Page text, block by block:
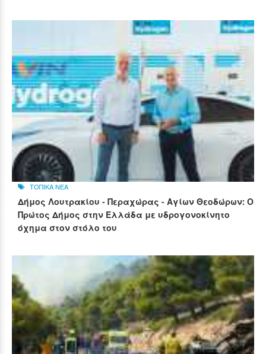
ΤΟΠΙΚΑ ΝΕΑ
Δήμος Λουτρακίου - Περαχώρας - Αγίων Θεοδώρων: Ο
Πρώτος Δήμος στην Ελλάδα με υδρογονοκίνητο
όχημα στον στόλο του